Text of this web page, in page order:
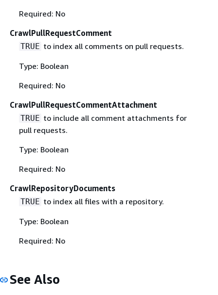
Required: No
CrawlPullRequestComment
TRUE to index all comments on pull requests.
Type: Boolean
Required: No
CrawlPullRequestCommentAttachment
TRUE to include all comment attachments for
pull requests.
Type: Boolean
Required: No
CrawlRepositoryDocuments
TRUE to index all files with a repository.
Type: Boolean
Required: No
See Also